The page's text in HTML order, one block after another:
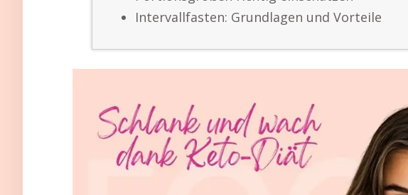
Intervallfasten: Grundlagen und Vorteile